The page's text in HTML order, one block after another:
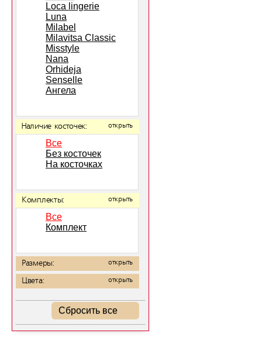
Loca lingerie
Luna
Milabel
Milavitsa Classic
Misstyle
Nana
Orhideja
Senselle
Ангела
Наличие косточек: открыть
Все
Без косточек
На косточках
Комплекты: открыть
Все
Комплект
Размеры: открыть
Цвета: открыть
Сбросить все